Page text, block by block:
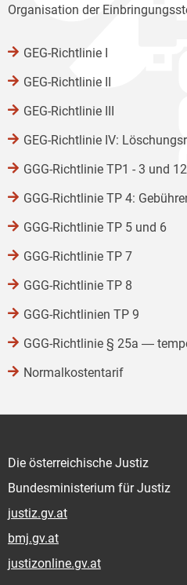
Organisation der
GEG-Richtlinie I
GEG-Richtlinie II
GEG-Richtlinie III
GEG-Richtlinie IV:
GGG-Richtlinie TP1 - 3 und
GGG-Richtlinie TP 4:
GGG-Richtlinie TP 5 und 6
GGG-Richtlinie TP 7
GGG-Richtlinie TP 8
GGG-Richtlinien TP 9
GGG-Richtlinie § 25a ―
Normalkostentarif
Die österreichische Justiz
Bundesministerium für Justiz
justiz.gv.at
bmj.gv.at
justizonline.gv.at